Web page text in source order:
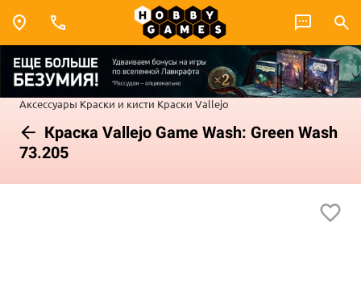
Аксессуары Краски и кисти Краски Vallejo
Краска Vallejo Game Wash: Green Wash
73.205